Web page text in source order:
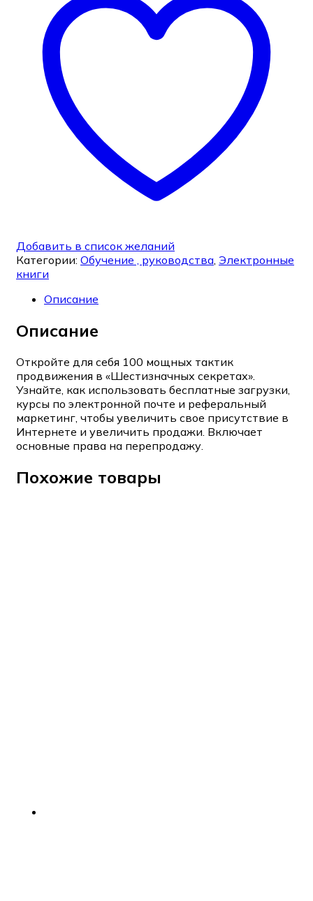
Добавить в список желаний
Категории: Обучение , руководства, Электронные
книги
Описание
Описание
Откройте для себя 100 мощных тактик
продвижения в «Шестизначных секретах».
Узнайте, как использовать бесплатные загрузки,
курсы по электронной почте и реферальный
маркетинг, чтобы увеличить свое присутствие в
Интернете и увеличить продажи. Включает
основные права на перепродажу.
Похожие товары